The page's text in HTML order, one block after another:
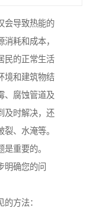
会导致热能的
耗和成本，
民的正常生活
境和建筑物结
、腐蚀管道及
及时解决，还
、水淹等。
重要的。
明确您的问
方法：